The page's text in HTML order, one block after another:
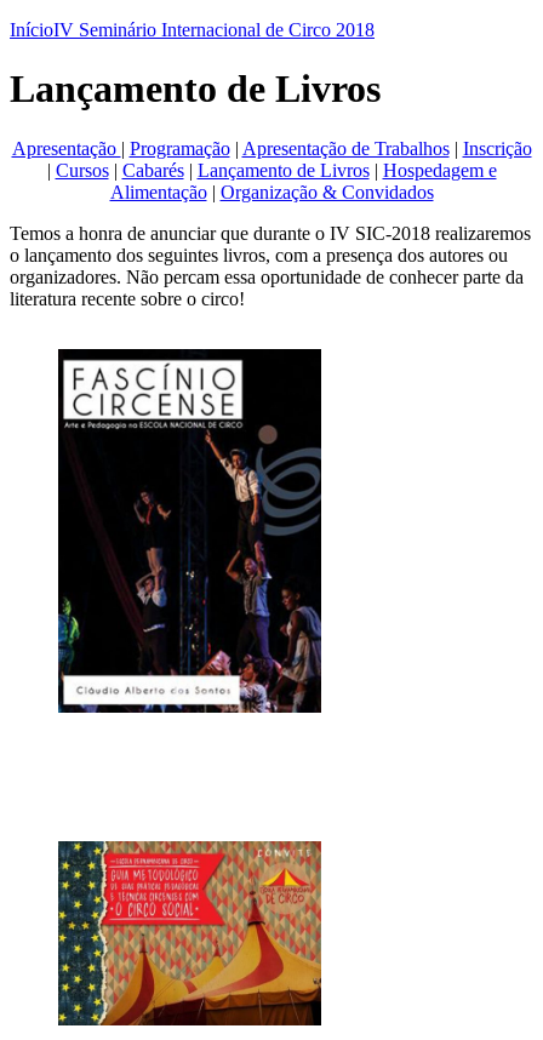
InícioIV Seminário Internacional de Circo 2018
Lançamento de Livros
Apresentação | Programação| Apresentação de Trabalhos| Inscrição
| Cursos| Cabarés| Lançamento de Livros| Hospedagem e
Alimentação| Organização & Convidados
Temos a honra de anunciar que durante o IV SIC-2018 realizaremos
o lançamento dos seguintes livros, com a presença dos autores ou
organizadores. Não percam essa oportunidade de conhecer parte da
literatura recente sobre o circo!